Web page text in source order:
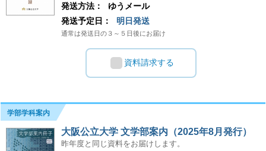
発送方法：
ゆうメール
発送予定日：
明日発送
通常は発送日の３～５日後にお届け
資料請求する
学部学科案内
大阪公立大学 文学部案内（2025年8月発行）
昨年度と同じ資料をお届けします。